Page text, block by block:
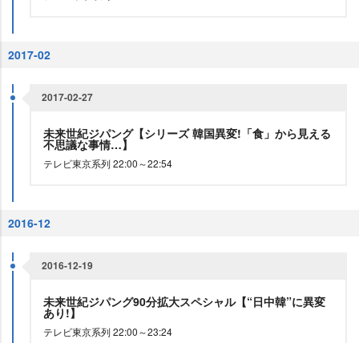
2017-02
2017-02-27
未来世紀ジパング【シリーズ 韓国異変!「食」から見える
不思議な事情…】
テレビ東京系列 22:00～22:54
2016-12
2016-12-19
未来世紀ジパング90分拡大スペシャル【“日中韓”に異変
あり!】
テレビ東京系列 22:00～23:24